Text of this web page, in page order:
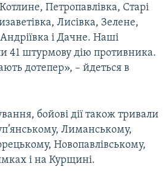
Петропавлівка, Старі
Лисівка, Зелене,
і Дачне. Наші
41 штурмову дію противника.
дотепер», – йдеться в
бойові дії також тривали
Лиманському,
Новопавлівському,
і на Курщині.